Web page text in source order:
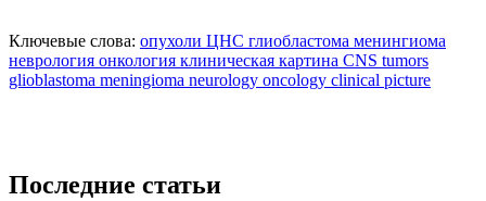
Ключевые слова: опухоли ЦНС глиобластома менингиома
неврология онкология клиническая картина CNS tumors
glioblastoma meningioma neurology oncology clinical picture
Последние статьи